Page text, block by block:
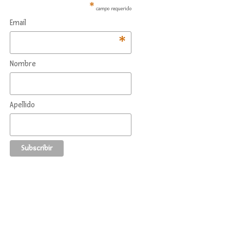
* campo requerido
Email
*
Nombre
Apellido